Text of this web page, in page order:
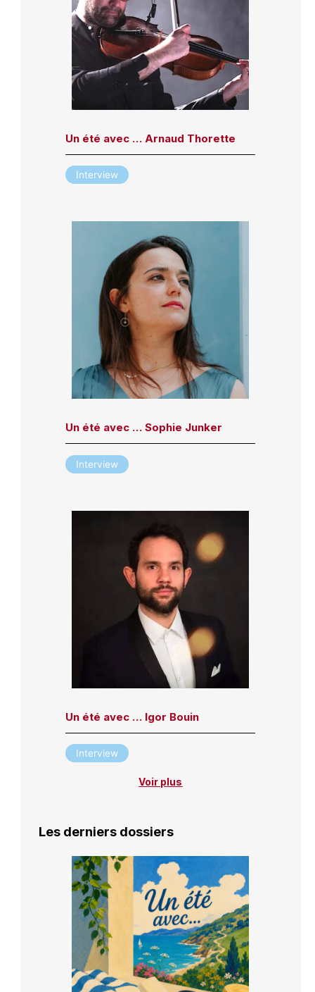
Un été avec … Arnaud Thorette
Interview
Un été avec … Sophie Junker
Interview
Un été avec … Igor Bouin
Interview
Voir plus
Les derniers dossiers